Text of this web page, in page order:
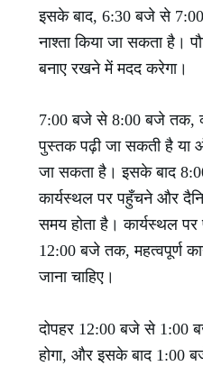
इसके बाद, 6:30 बजे से
नाश्ता किया जा सकता है।
बनाए रखने में मदद करेगा।
7:00 बजे से 8:00 बजे तक,
पुस्तक पढ़ी जा सकती है या
जा सकता है। इसके बाद
कार्यस्थल पर पहुँचने और
समय होता है। कार्यस्थल
12:00 बजे तक, महत्वपूर्ण
जाना चाहिए।
दोपहर 12:00 बजे से
होगा, और इसके बाद 1:00